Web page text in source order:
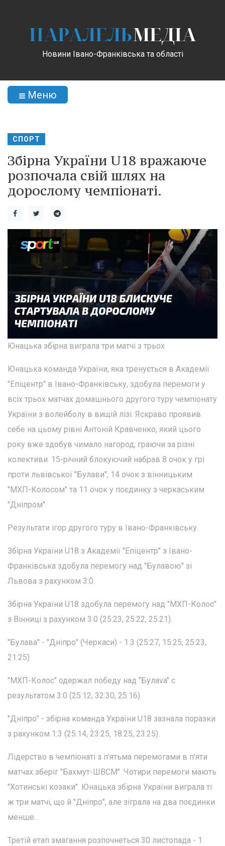
ПАРАЛЕЛЬМЕДІА
Новини Івано-Франківська та області
Меню
СПОРТ
Збірна України U18 вражаюче
розпочала свій шлях на
дорослому чемпіонаті.
Юнацька збірна виграла три матчі з трьох
Юнацька команда України, яка тренується в Академії
"Епіцентр" в Івано-Франківську, здобула перемоги у
всіх трьох матчах домашнього другого туру чемпіонату
України з волейболу в вищій лізі. Яскраво проявив
себе на цьому рівні Антоній Кравченко, який цього
року вже здобув чимало нагород, граючи за різні
колективи. 15-річний блокуючий набрав 8 очок у грі
проти львівської "Булави", 14 очок з вінницьким
"МХП-Колосом" та 11 очок у поєдинку з черкаським
"Дніпром".
Результати ігор другого туру в Івано-Франківську.
Збірна України U18 з Академії "Епіцентр" з Івано-
Франківська здобула перемогу над "Булавою" зі
Львова з рахунком 3:0.
Збірна України U18 здобула перемогу над "МХП-Колос"
з Вінниці з рахунком 3:0 (25:23, 25:22, 25:21).
"Булава" - "Дніпро" (Черкаси) - 1:3 (25:27, 15:25, 25:23,
21:25)
"МХП-Колос" одержал победу над "Булava" с
результатом 3:0 (25:12, 32:30, 25:16).
"Дніпро" - збірна команда України U18 зазнала поразки
з рахунком 1:3 (25:14, 23:25, 18:25, 23:25).
Лідерство в чемпіонаті з п'ятьма перемогами в п'яти
матчах зберіг "Бахмут-ШВСМ". Чотири перемоги мають
"Хотинські козаки". Юнацька збірна України виграла ті
ж три матчі, що й "Дніпро", але зіграла на два поєдинки
менше.
Третій етап змагання розпочнеться 30 листопада - 1